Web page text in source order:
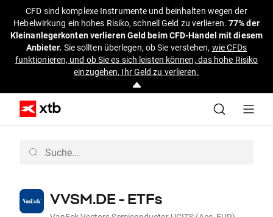
CFD sind komplexe Instrumente und beinhalten wegen der
Hebelwirkung ein hohes Risiko, schnell Geld zu verlieren.77% der
Kleinanlegerkonten verlieren Geld beim CFD-Handel mit diesem
Anbieter. Sie sollten überlegen, ob Sie verstehen, wie CFDs
funktionieren, und ob Sie es sich leisten können, das hohe Risiko
einzugehen, Ihr Geld zu verlieren.
VVSM.DE - ETFs